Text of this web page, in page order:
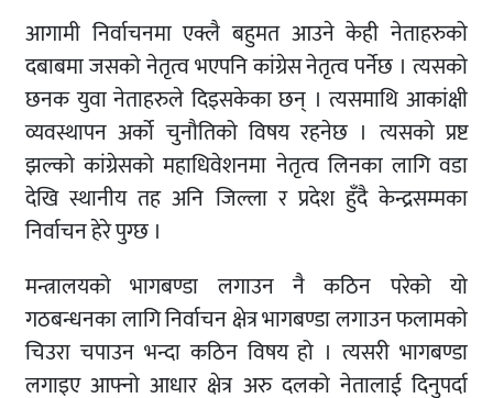
आगामी निर्वाचनमा एक्लै बहुमत आउने केही नेताहरुको
दबाबमा जसको नेतृत्व भएपनि कांग्रेस नेतृत्व पर्नेछ । त्यसको
छनक युवा नेताहरुले दिइसकेका छन् । त्यसमाथि आकांक्षी
व्यवस्थापन अर्को चुनौतिको विषय रहनेछ । त्यसको प्रष्ट
झल्को कांग्रेसको महाधिवेशनमा नेतृत्व लिनका लागि वडा
देखि स्थानीय तह अनि जिल्ला र प्रदेश हुँदै केन्द्रसम्मका
निर्वाचन हेरे पुग्छ ।
मन्त्रालयको भागबण्डा लगाउन नै कठिन परेको यो
गठबन्धनका लागि निर्वाचन क्षेत्र भागबण्डा लगाउन फलामको
चिउरा चपाउन भन्दा कठिन विषय हो । त्यसरी भागबण्डा
लगाइए आफ्नो आधार क्षेत्र अरु दलको नेतालाई दिनुपर्दा